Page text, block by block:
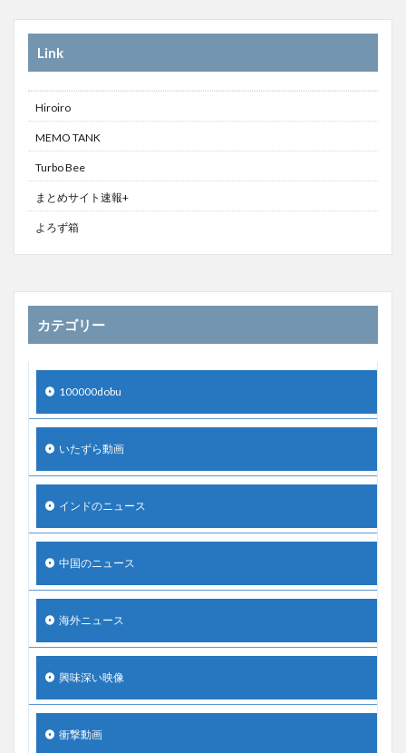
Link
Hiroiro
MEMO TANK
Turbo Bee
まとめサイト速報+
よろず箱
カテゴリー
100000dobu
いたずら動画
インドのニュース
中国のニュース
海外ニュース
興味深い映像
衝撃動画